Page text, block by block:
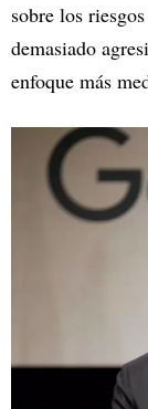
sobre los
demasiado
enfoque más